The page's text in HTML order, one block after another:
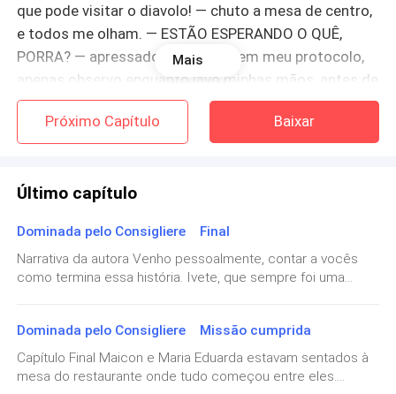
que pode visitar o diavolo! — chuto a mesa de centro,
e todos me olham. — ESTÃO ESPERANDO O QUÊ,
PORRA? — apressados, eles seguem meu protocolo,
apenas observo enquanto lavo minhas mãos, antes de
dirigir até o local de costume.
Já no reduto fortificado, onde tenho a liberdade de
lado de fora, enquanto degusto de uma boa bebida, e
torturam, aqueles que foram pegos mais cedo.
— Aqui está pronto, chefe. — Meu soldado diz com
suficiente para que eu entenda, já sei o que quer dizer,
nenhum deles pode ser compatível comigo.
Mais
Próximo Capítulo Baixar
Último capítulo
Dominada pelo Consigliere Final
Narrativa da autora Venho pessoalmente, contar a vocês
como termina essa história. Ivete, que sempre foi uma
ser a cozinheira da família de Maicon, cuidando de todos
com zelo e dedicação. No entanto, ao longo do tempo, o
contato com a realidade dura e perigosa da máfia a
transformou. De alguém que, no início, preferia estar longe
Dominada pelo Consigliere Missão cumprida
Capítulo Final Maicon e Maria Eduarda estavam sentados à
mesa do restaurante onde tudo começou entre eles.